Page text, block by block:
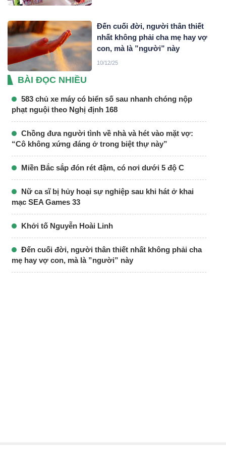
Đến cuối đời, người thân thiết
nhất không phải cha mẹ hay vợ
con, mà là ”người” này
10/12/25
BÀI ĐỌC NHIỀU
583 chủ xe máy có biển số sau nhanh chóng nộp
phạt nguội theo Nghị định 168
Chồng đưa người tình về nhà và hét vào mặt vợ:
“Cô không xứng đáng ở trong biệt thự này”
Miền Bắc sắp đón rét đậm, có nơi dưới 5 độ C
Nữ ca sĩ bị hủy hoại sự nghiệp sau khi hát ở khai
mạc SEA Games 33
Khởi tố Nguyễn Hoài Linh
Đến cuối đời, người thân thiết nhất không phải cha
mẹ hay vợ con, mà là ”người” này